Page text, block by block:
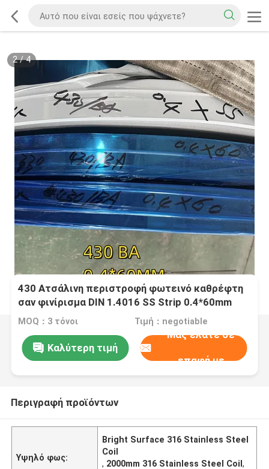
2/4
430 Ατσάλινη περιστροφή φωτεινό καθρέφτη
σαν φινίρισμα DIN 1.4016 SS Strip 0.4*60mm
MOQ：3 τόνοι Τιμή：negotiable
Καλύτερη τιμή
Μας ελάτε σε
επαφή με
Περιγραφή προϊόντων
Υψηλό φως:
Bright Surface 316 Stainless Steel
Coil
, 2000mm 316 Stainless Steel Coil,